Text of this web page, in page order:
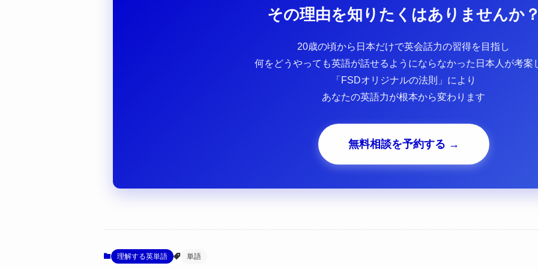
その理由を知りたくはありませんか
20歳の頃から日本だけで英会話力の習得を目指し
何をどうやっても英語が話せるようにならなかった日本人が考案
「FSDオリジナルの法則」により
あなたの英語力が根本から変わります
無料相談を予約する →
理解する英単語 単語